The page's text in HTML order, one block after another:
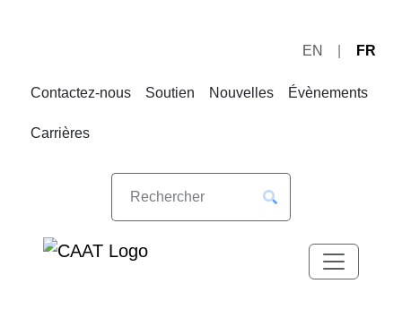
navigation
EN FR
Contactez-nous Soutien Nouvelles Évènements
Carrières